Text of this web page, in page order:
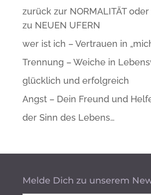
zurück zur NORMALITÄT
zu NEUEN UFERN
wer ist ich – Vertrauen in
Trennung – Weiche in
glücklich und erfolgreich
Angst – Dein Freund und
der Sinn des Lebens…
Melde Dich zu unserem